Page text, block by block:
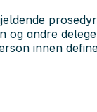
og andre
innen